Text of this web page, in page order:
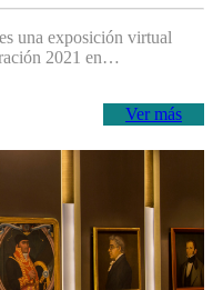
una exposición virtual
2021 en…
Ver más